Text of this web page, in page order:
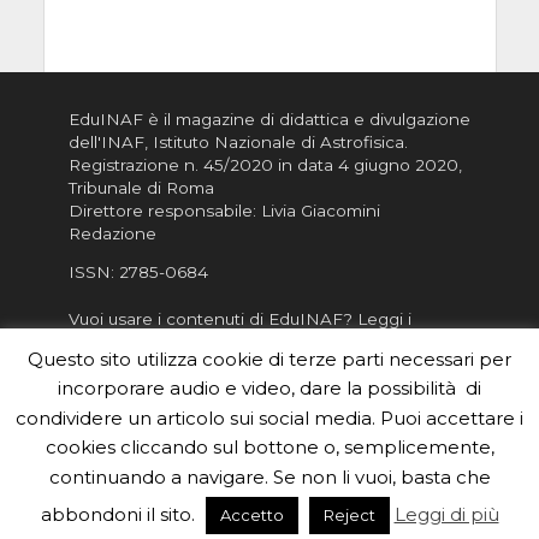
EduINAF è il magazine di didattica e divulgazione
dell'INAF, Istituto Nazionale di Astrofisica
Registrazione n. 45/2020 in data 4 giugno 2020,
Tribunale di Roma
Direttore responsabile: Livia Giacomini
Redazione
ISSN: 2785-0684
Vuoi usare i contenuti di EduINAF? Leggi i
Informativa sulla Privacy
Informatva sui Cookie
Per la rubrica de l'Astronomo risponde, per
inviarci le tue foto o i tuoi contributi, scrivici a
redazione.edu [chiocciola] inaf.it oppure
il form
Questo sito utilizza cookie di terze parti necessari per
incorporare audio e video, dare la possibilità di
condividere un articolo sui social media. Puoi accettare i
cookies cliccando sul bottone o, semplicemente,
continuando a navigare. Se non li vuoi, basta che
abbondoni il sito.
Accetto Reject Leggi di più